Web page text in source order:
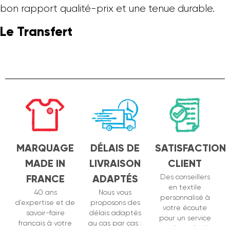
bon rapport qualité-prix et une tenue durable.
Le Transfert
MARQUAGE
MADE IN
FRANCE
40 ans
d’expertise et de
savoir-faire
français à votre
DÉLAIS DE
LIVRAISON
ADAPTÉS
Nous vous
proposons des
délais adaptés
au cas par cas :
SATISFACTION
CLIENT
Des conseillers
en textile
personnalisé à
votre écoute
pour un service